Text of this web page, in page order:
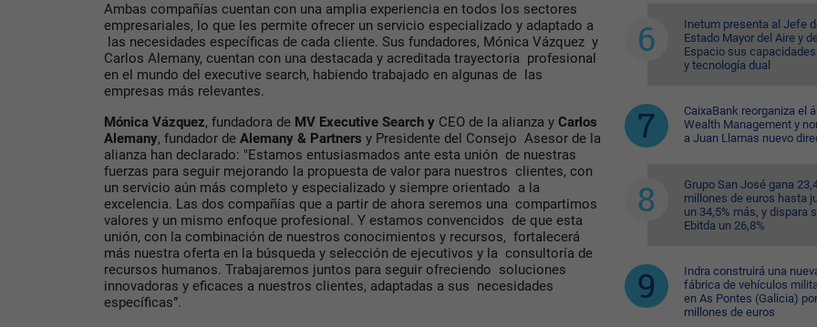
Ambas compañías cuentan con una amplia experiencia en todos los sectores
empresariales, lo que les permite ofrecer un servicio especializado y adaptado a
las necesidades específicas de cada cliente. Sus fundadores, Mónica Vázquez y
Carlos Alemany, cuentan con una destacada y acreditada trayectoria profesional
en el mundo del executive search, habiendo trabajado en algunas de las
empresas más relevantes.
Mónica Vázquez, fundadora de MV Executive Search y CEO de la alianza y Carlos
Alemany, fundador de Alemany & Partners y Presidente del Consejo Asesor de la
alianza han declarado: "Estamos entusiasmados ante esta unión de nuestras
fuerzas para seguir mejorando la propuesta de valor para nuestros clientes, con
un servicio aún más completo y especializado y siempre orientado a la
excelencia. Las dos compañías que a partir de ahora seremos una compartimos
valores y un mismo enfoque profesional. Y estamos convencidos de que esta
unión, con la combinación de nuestros conocimientos y recursos, fortalecerá
más nuestra oferta en la búsqueda y selección de ejecutivos y la consultoría de
recursos humanos. Trabajaremos juntos para seguir ofreciendo soluciones
innovadoras y eficaces a nuestros clientes, adaptadas a sus necesidades
específicas”.
Inetum presenta al Jefe
Estado Mayor del Aire y
Espacio sus
y tecnología dual
CaixaBank reorganiza el
Wealth Management y
a Juan Llamas nuevo
Grupo San José gana
millones de euros hasta
un 34,5% más, y dispara
Ebitda un 26,8%
Indra construirá una
fábrica de vehículos
en As Pontes (Galicia)
millones de euros